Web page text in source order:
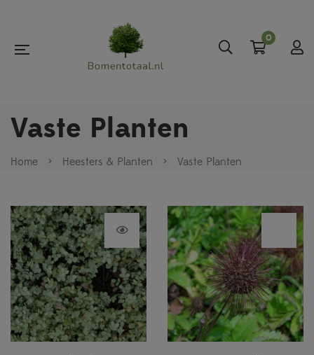
0
Vaste Planten
Home > Heesters & Planten > Vaste Planten